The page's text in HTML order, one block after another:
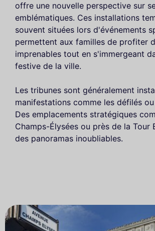
offre une nouvelle perspective sur
emblématiques. Ces installations
souvent situées lors d'événements
permettent aux familles de profiter
imprenables tout en s'immergeant
festive de la ville.
Les tribunes sont généralement
manifestations comme les défilés
Des emplacements stratégiques
Champs-Élysées ou près de la Tour
des panoramas inoubliables.